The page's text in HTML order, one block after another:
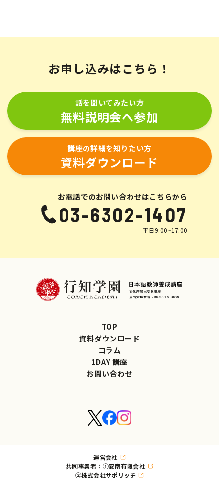
お申し込みはこちら！
話を聞いてみたい方
無料説明会へ参加
講座の詳細を知りたい方
資料ダウンロード
お電話でのお問い合わせはこちらから
03-6302-1407
平日9:00~17:00
TOP
資料ダウンロード
コラム
1DAY 講座
お問い合わせ
運営会社
共同事業者：①安南有限会社
②株式会社サポリッチ